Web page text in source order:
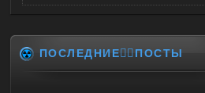
ПОСЛЕДНИЕ✍🏻ПОСТЫ